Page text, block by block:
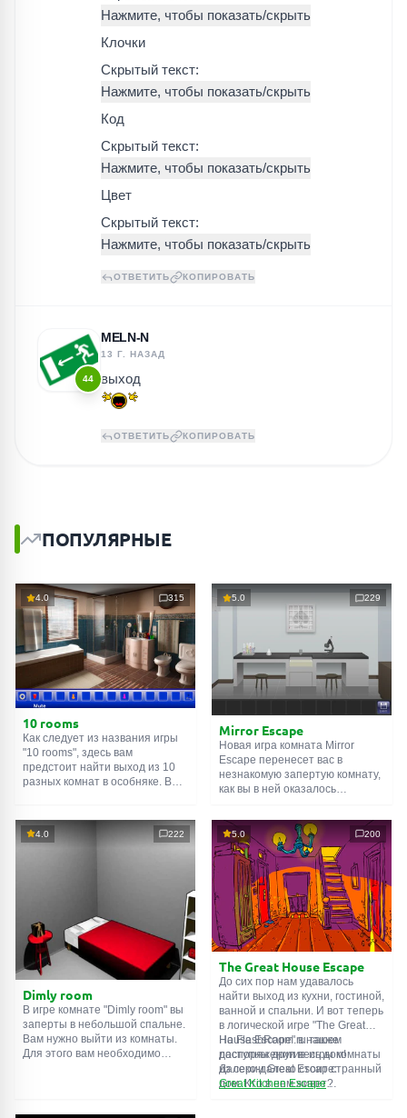
Клочки
Скрытый текст:
Код
Скрытый текст:
Цвет
Скрытый текст:
ОТВЕТИТЬ КОПИРОВАТЬ
44
MELN-N
13 Г. НАЗАД
выход
ОТВЕТИТЬ КОПИРОВАТЬ
ПОПУЛЯРНЫЕ
4.0 315
10 rooms
Как следует из названия игры
"10 rooms", здесь вам
предстоит найти выход из 10
разных комнат в особняке. В
их, чтобы выйти. Выход из
одной комнаты является
5.0 229
Mirror Escape
Новая игра комната Mirror
Escape перенесет вас в
незнакомую запертую комнату,
как вы в ней оказалось
смекалки попробуйте решить
все, приготовленные авторами
для вас, головоломки и найти
выход на свободу.
Внимательно осмотрите
помещение, возможно вы
сможете найти какие-нибудь
подсказки. Желаем удачи!
4.0 222
Dimly room
В игре комнате "Dimly room" вы
заперты в небольшой спальне.
Вам нужно выйти из комнаты.
Для этого вам необходимо
5.0 200
The Great House Escape
До сих пор нам удавалось
найти выход из кухни, гостиной,
ванной и спальни. И вот теперь
в логической игре "The Great
House Escape" в нашем
распоряжении весь дом!
Далеко-далеко стоит странный
дом. Кто в нем живет?
На FlashRoom.ru также
доступны другие игры комнаты
из серии Great Escape:
Great Kitchen Escape